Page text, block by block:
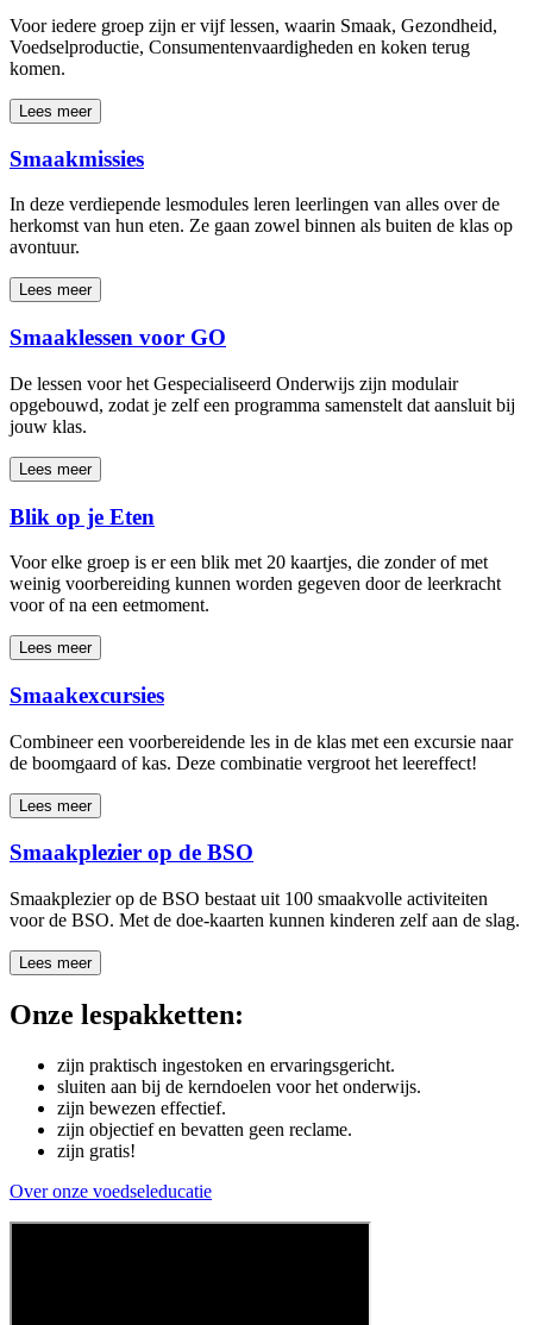
Voor iedere groep zijn er vijf lessen, waarin Smaak, Gezondheid,
Voedselproductie, Consumentenvaardigheden en koken terug
komen.
Lees meer
Smaakmissies
In deze verdiepende lesmodules leren leerlingen van alles over de
herkomst van hun eten. Ze gaan zowel binnen als buiten de klas op
avontuur.
Lees meer
Smaaklessen voor GO
De lessen voor het Gespecialiseerd Onderwijs zijn modulair
opgebouwd, zodat je zelf een programma samenstelt dat aansluit bij
jouw klas.
Lees meer
Blik op je Eten
Voor elke groep is er een blik met 20 kaartjes, die zonder of met
weinig voorbereiding kunnen worden gegeven door de leerkracht
voor of na een eetmoment.
Lees meer
Smaakexcursies
Combineer een voorbereidende les in de klas met een excursie naar
de boomgaard of kas. Deze combinatie vergroot het leereffect!
Lees meer
Smaakplezier op de BSO
Smaakplezier op de BSO bestaat uit 100 smaakvolle activiteiten
voor de BSO. Met de doe-kaarten kunnen kinderen zelf aan de slag.
Lees meer
Onze lespakketten:
zijn praktisch ingestoken en ervaringsgericht.
sluiten aan bij de kerndoelen voor het onderwijs.
zijn bewezen effectief.
zijn objectief en bevatten geen reclame.
zijn gratis!
Over onze voedseleducatie